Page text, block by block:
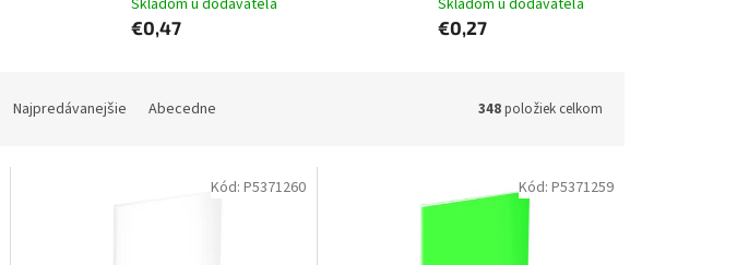
Skladom u dodávateľa
€0,47
Skladom u dodávateľa
€0,27
Najpredávanejšie Abecedne 348položiek celkom
Kód: P5371260 Kód: P5371259